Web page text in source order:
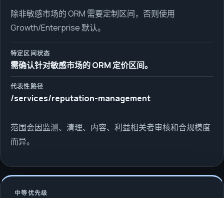
除非敏感市场的 ORM 需要定制区间，否则使用
Growth/Enterprise 默认。
特定区间状态
需确认针对敏感市场的 ORM 定价区间。
代表性路径
/services/reputation-management
范围会因监测、清理、内容、利益相关者审核和合规模度
而异。
中等优先级